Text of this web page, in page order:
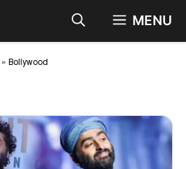
MENU
» Bollywood